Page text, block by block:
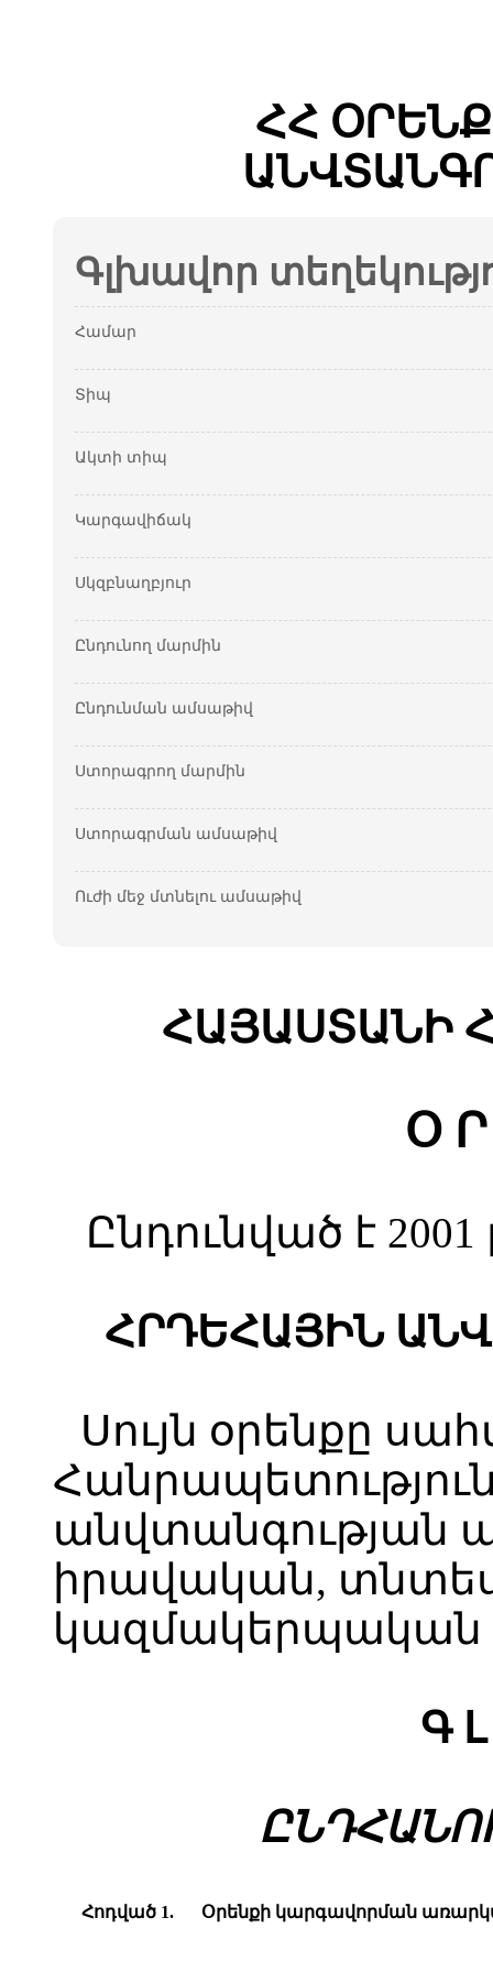
ՀՀ
Գլխավոր
Համար
Տիպ
Ակտի տիպ
Կարգավիճակ
Սկզբնաղբյուր
Ընդունող մարմին
Ընդունման ամսաթիվ
Ստորագրող մարմին
Ստորագրման ամսաթիվ
Ուժի մեջ մտնելու ամսաթիվ
ՀԱՅԱՍՏԱՆԻ
Օ
Ընդունված է
ՀՐԴԵՀԱՅԻՆ
Սույն օրենքը
անվտանգության
իրավական,
կազմակերպական
Գ
Հոդված 1. Օրենքի կարգավորման